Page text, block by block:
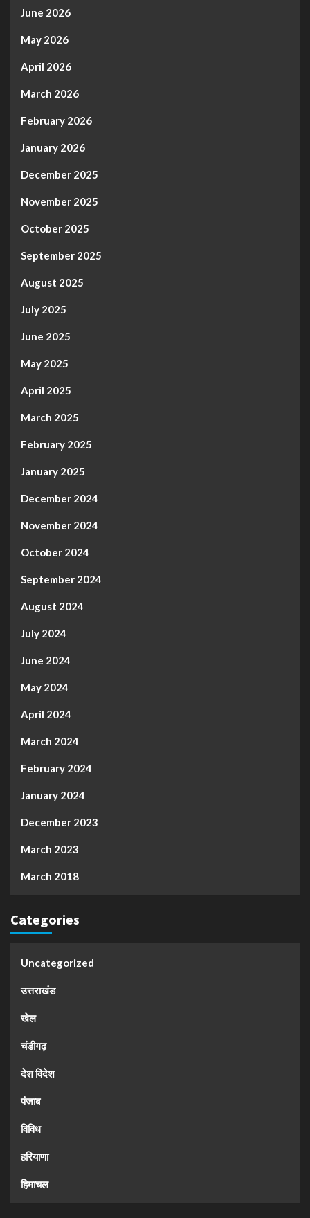
June 2026
May 2026
April 2026
March 2026
February 2026
January 2026
December 2025
November 2025
October 2025
September 2025
August 2025
July 2025
June 2025
May 2025
April 2025
March 2025
February 2025
January 2025
December 2024
November 2024
October 2024
September 2024
August 2024
July 2024
June 2024
May 2024
April 2024
March 2024
February 2024
January 2024
December 2023
March 2023
March 2018
Categories
Uncategorized
उत्तराखंड
खेल
चंडीगढ़
देश विदेश
पंजाब
विविध
हरियाणा
हिमाचल